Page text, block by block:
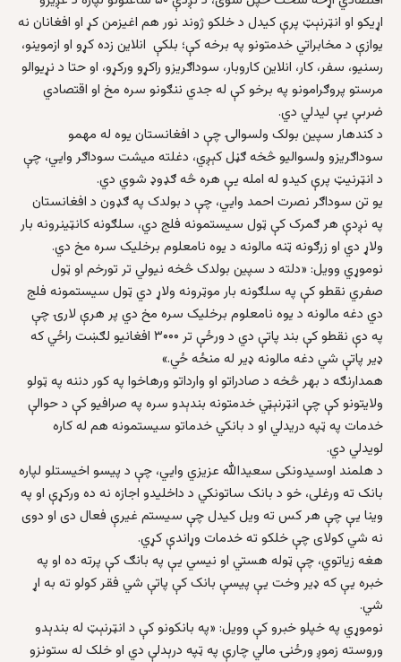
اړیکو او انټرنېټ پرې کیدل د خلکو ژوند نور هم اغیزمن کړ او افغانان نه
یوازې د مخابراتي خدمتونو په برخه کې؛ بلکې انلاین زده کړو او ازموینو،
رسنیو، سفر، کار، انلاین کاروبار، سوداګریزو راکړو ورکړو، او حتا د نړیوالو
مرستو پروګرامونو په برخو کې له جدي ننګونو سره مخ او اقتصادي
ضربې یې لیدلي دي.
د کندهار سپين بولک ولسوالۍ چې د افغانستان يوه له مهمو
سوداګريزو ولسواليو څخه ګڼل کېږي، دغلته ميشت سوداګر وايي، چې
د انټرنيټ پرې کيدو له امله يې هره څه ګډوډ شوي دي.
یو تن سوداګر نصرت احمد وايي، چې د بولدک په ګډون د افغانستان
په نږدې هر ګمرک کې ټول سيستمونه فلج دي، سلګونه کانټينرونه بار
ولاړ دي او زرګونه ټنه مالونه د يوه نامعلوم برخليک سره مخ دي.
نوموړي وویل: «دلته د سپين بولدک څخه نيولي تر تورخم او ټول
صفري نقطو کې په سلګونه بار موټرونه ولاړ دي ټول سيستمونه فلج
دي دغه مالونه د يوه نامعلوم برخليک سره مخ دي پر هرې لارۍ چې
په دې نقطو کې بند پاتې دي د ورځې تر ۳۰۰۰ افغانيو لګښت راځي که
ډير پاتې شي دغه مالونه ډير له منځه ځي.»
همدارنګه د بهر څخه د صادراتو او وارداتو ورهاخوا په کور دننه په ټولو
ولايتونو کې چې انټرنېټي خدمتونه بندېدو سره په صرافیو کې د حوالې
خدمات په ټپه دريدلي او د بانکي خدماتو سيستمونه هم له کاره
لويدلي دي.
د هلمند اوسيدونکی سعيدالله عزیزي وايي، چې د پیسو اخيستلو لپاره
بانک ته ورغلی، خو د بانک ساتونکي د داخلیدو اجازه نه ده ورکړې او په
وینا یې چې هر کس ته ویل کیدل چې سيستم غيرې فعال دی او دوی
نه شي کولای چې خلکو ته خدمات وړاندې کړي.
هغه زياتوي، چې ټوله هستي او نيسي يې په بانګ کې پرته ده او په
خبره يې که ډير وخت يې پیسې بانک کې پاتې شي فقر کولو ته به اړ
شي.
نوموړي په خپلو خبرو کې وویل: «په بانکونو کې د انټرنېټ له بندېدو
وروسته زموږ ورځنۍ مالي چارې په ټپه درېدلې دي او خلک له ستونزو